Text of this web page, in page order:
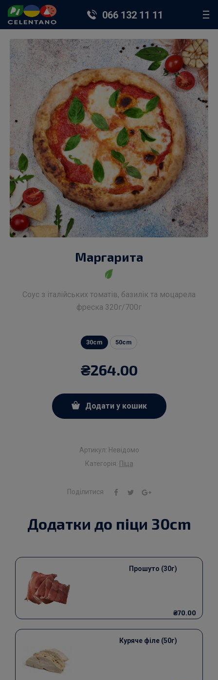
066 132 11 11
Маргарита
Соус з італійських томатів, базилік та моцарела
фреска 320г/700г
30cm 50cm
₴264.00
Додати у кошик
Артикул: Невідомо
Категорія: Піца
Поділитися
Додатки до піци 30cm
Прошуто (30г)
₴70.00
Куряче філе (50г)